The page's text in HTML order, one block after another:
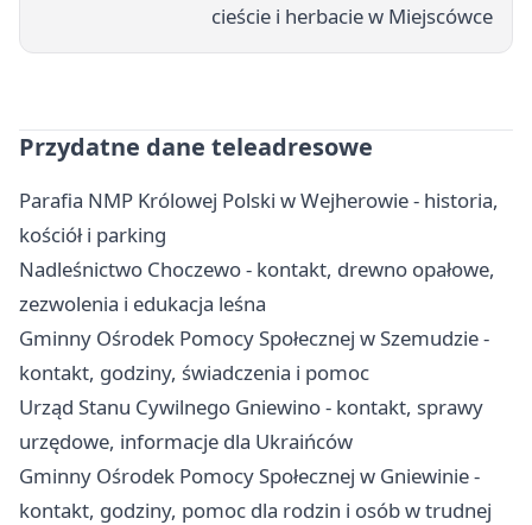
cieście i herbacie w Miejscówce
Przydatne dane teleadresowe
Parafia NMP Królowej Polski w Wejherowie - historia,
kościół i parking
Nadleśnictwo Choczewo - kontakt, drewno opałowe,
zezwolenia i edukacja leśna
Gminny Ośrodek Pomocy Społecznej w Szemudzie -
kontakt, godziny, świadczenia i pomoc
Urząd Stanu Cywilnego Gniewino - kontakt, sprawy
urzędowe, informacje dla Ukraińców
Gminny Ośrodek Pomocy Społecznej w Gniewinie -
kontakt, godziny, pomoc dla rodzin i osób w trudnej